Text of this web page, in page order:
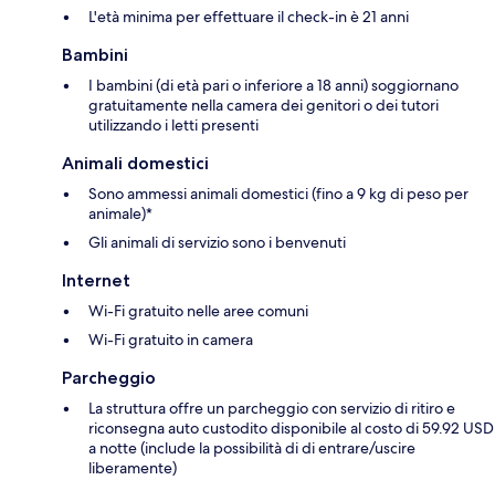
L'età minima per effettuare il check-in è 21 anni
Bambini
I bambini (di età pari o inferiore a 18 anni) soggiornano
gratuitamente nella camera dei genitori o dei tutori
utilizzando i letti presenti
Animali domestici
Sono ammessi animali domestici (fino a 9 kg di peso per
animale)*
Gli animali di servizio sono i benvenuti
Internet
Wi-Fi gratuito nelle aree comuni
Wi-Fi gratuito in camera
Parcheggio
La struttura offre un parcheggio con servizio di ritiro e
riconsegna auto custodito disponibile al costo di 59.92 USD
a notte (include la possibilità di di entrare/uscire
liberamente)